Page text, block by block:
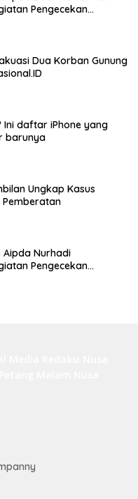
Pengecekan
Dua Korban Gunung
Ini daftar iPhone yang
barunya
Ungkap Kasus
Pemberatan
Nurhadi
Pengecekan